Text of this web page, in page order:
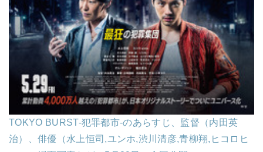
TOKYO BURST-犯罪都市-のあらすじ、監督（内田英
治）、俳優（水上恒司,ユンホ,渋川清彦,青柳翔,ヒコロヒ